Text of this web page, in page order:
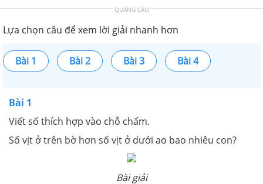
QUẢNG CÁO
Lựa chọn câu để xem lời giải nhanh hơn
Bài 1 Bài 2 Bài 3 Bài 4
Bài 1
Viết số thích hợp vào chỗ chấm.
Số vịt ở trên bờ hơn số vịt ở dưới ao bao nhiêu con?
Bài giải